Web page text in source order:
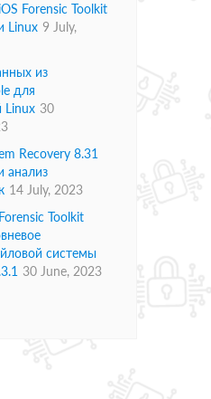
Forensic Toolkit
Linux 9 July,
из
для
Linux 30
Recovery 8.31
анализ
14 July, 2023
Toolkit
системы
30 June, 2023